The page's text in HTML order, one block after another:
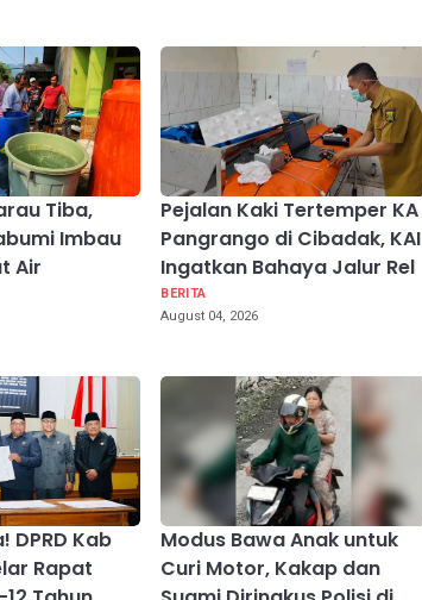
Tiba,
Imbau
Air
Pejalan Kaki Tertemper KA
Pangrango di Cibadak, KAI
Ingatkan Bahaya Jalur Rel
BERITA
August 04, 2026
DPRD Kab
Rapat
Modus Bawa Anak untuk
Curi Motor, Kakap dan